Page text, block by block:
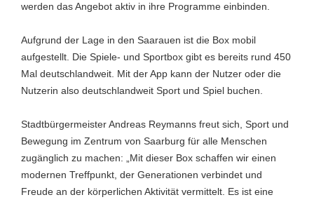
werden das Angebot aktiv in ihre Programme einbinden.
Aufgrund der Lage in den Saarauen ist die Box mobil
aufgestellt. Die Spiele- und Sportbox gibt es bereits rund 450
Mal deutschlandweit. Mit der App kann der Nutzer oder die
Nutzerin also deutschlandweit Sport und Spiel buchen.
Stadtbürgermeister Andreas Reymanns freut sich, Sport und
Bewegung im Zentrum von Saarburg für alle Menschen
zugänglich zu machen: „Mit dieser Box schaffen wir einen
modernen Treffpunkt, der Generationen verbindet und
Freude an der körperlichen Aktivität vermittelt. Es ist eine